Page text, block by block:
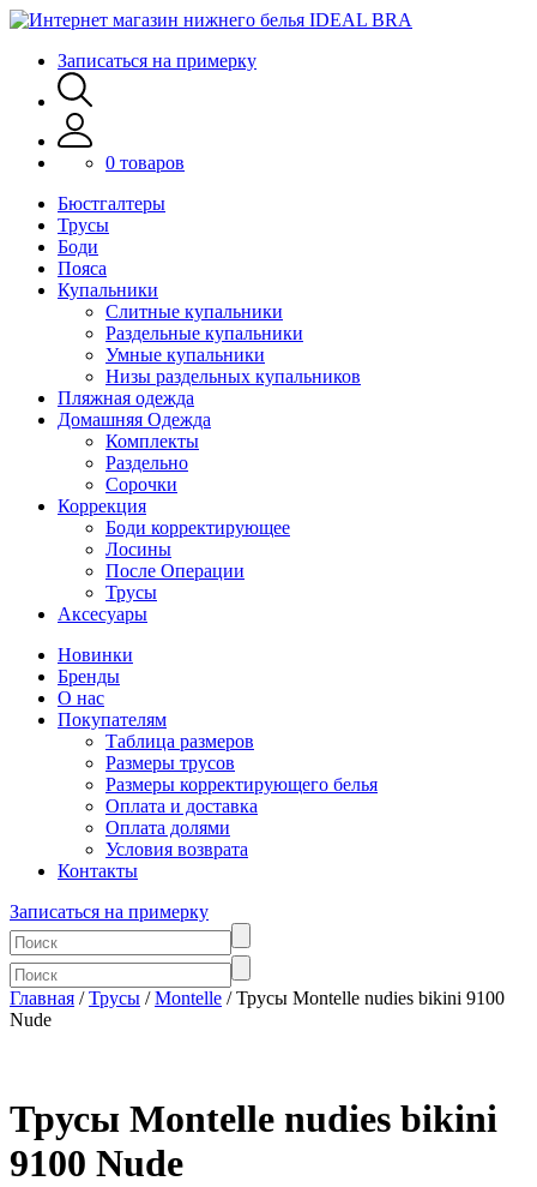
Записаться на примерку
0 товаров
Бюстгалтеры
Трусы
Боди
Пояса
Купальники
Слитные купальники
Раздельные купальники
Умные купальники
Низы раздельных купальников
Пляжная одежда
Домашняя Одежда
Комплекты
Раздельно
Сорочки
Коррекция
Боди корректирующее
Лосины
После Операции
Трусы
Аксесуары
Новинки
Бренды
О нас
Покупателям
Таблица размеров
Размеры трусов
Размеры корректирующего белья
Оплата и доставка
Оплата долями
Условия возврата
Контакты
Записаться на примерку
Главная /Трусы /Montelle / Трусы Montelle nudies bikini 9100
Nude
Трусы Montelle nudies bikini
9100 Nude